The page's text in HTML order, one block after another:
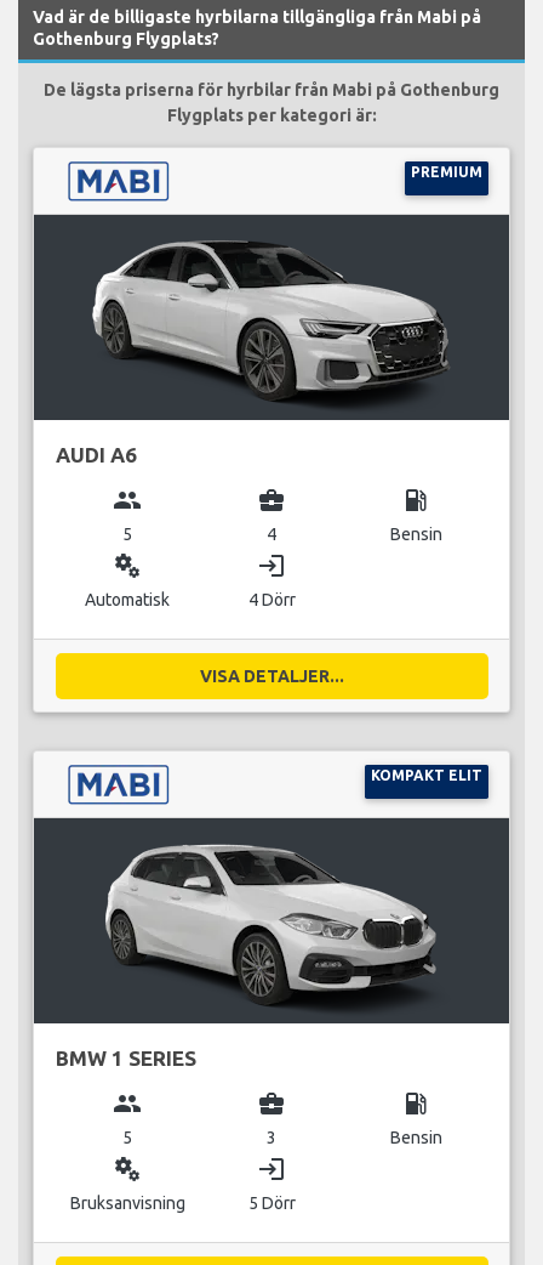
Vad är de billigaste hyrbilarna tillgängliga från Mabi på
Gothenburg Flygplats?
De lägsta priserna för hyrbilar från Mabi på Gothenburg
Flygplats per kategori är:
PREMIUM
AUDI A6
group
5
business_center
4
local_gas_station
Bensin
miscellaneous_services
Automatisk
login
4 Dörr
VISA DETALJER...
KOMPAKT ELIT
BMW 1 SERIES
group
5
business_center
3
local_gas_station
Bensin
miscellaneous_services
Bruksanvisning
login
5 Dörr